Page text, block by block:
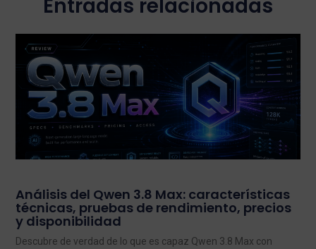
Entradas relacionadas
Análisis del Qwen 3.8 Max: características
técnicas, pruebas de rendimiento, precios
y disponibilidad
Descubre de verdad de lo que es capaz Qwen 3.8 Max con